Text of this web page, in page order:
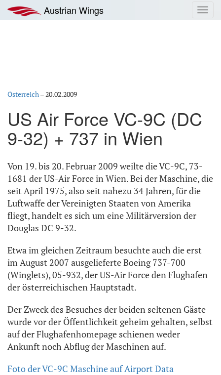
Inhalt
springen
Austrian Wings
Österreich–20.02.2009
US Air Force VC-9C (DC
9-32) + 737 in Wien
Von 19. bis 20. Februar 2009 weilte die VC-9C, 73-
1681 der US-Air Force in Wien. Bei der Maschine, die
seit April 1975, also seit nahezu 34 Jahren, für die
Luftwaffe der Vereinigten Staaten von Amerika
fliegt, handelt es sich um eine Militärversion der
Douglas DC 9-32.
Etwa im gleichen Zeitraum besuchte auch die erst
im August 2007 ausgelieferte Boeing 737-700
(Winglets), 05-932, der US-Air Force den Flughafen
der österreichischen Hauptstadt.
Der Zweck des Besuches der beiden seltenen Gäste
wurde vor der Öffentlichkeit geheim gehalten, selbst
auf der Flughafenhomepage schienen weder
Ankunft noch Abflug der Maschinen auf.
Foto der VC-9C Maschine auf Airport Data